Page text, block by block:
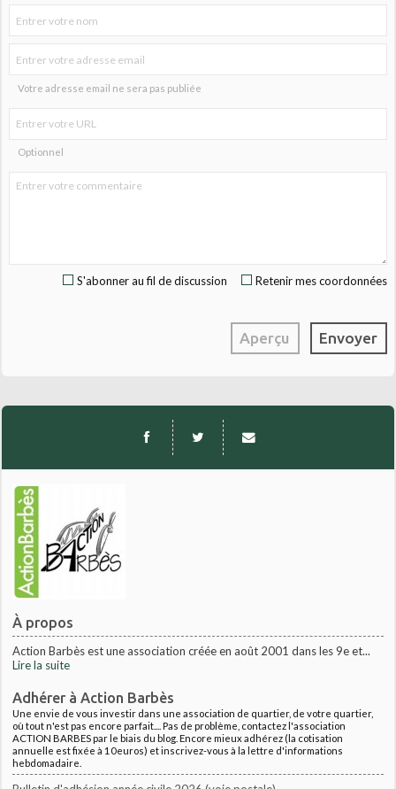
À propos
Action Barbès est une association créée en août 2001 dans les 9e et...
Lire la suite
Adhérer à Action Barbès
Une envie de vous investir dans une association de quartier, de votre quartier,
où tout n'est pas encore parfait.... Pas de problème, contactez l'association
ACTION BARBES par le biais du blog. Encore mieux adhérez (la cotisation
annuelle est fixée à 10euros) et inscrivez-vous à la lettre d'informations
hebdomadaire.
Votre adresse email ne sera pas publiée
Optionnel
Retenir mes coordonnées
S'abonner au fil de discussion